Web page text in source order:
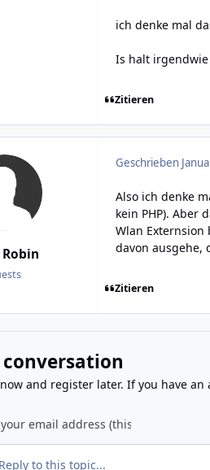
ich denke mal
Is halt
Zitieren
Robin
Geschrieben
Also ich denke
kein PHP). Aber
Wlan
davon ausgehe,
Zitieren
conversation
and register later. If you have an
Reply to this topic...